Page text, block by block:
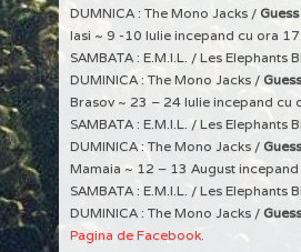
DUMNICA : The Mono Jacks /
Iasi ~ 9 -10 Iulie incepand cu ora
SAMBATA : E.M.I.L. / Les
DUMINICA : The Mono Jacks /
Brasov ~ 23 – 24 Iulie incepand cu
SAMBATA : E.M.I.L. / Les
DUMINICA : The Mono Jacks /
Mamaia ~ 12 – 13 August
SAMBATA : E.M.I.L. / Les
DUMINICA : The Mono Jacks /
Pagina de Facebook.